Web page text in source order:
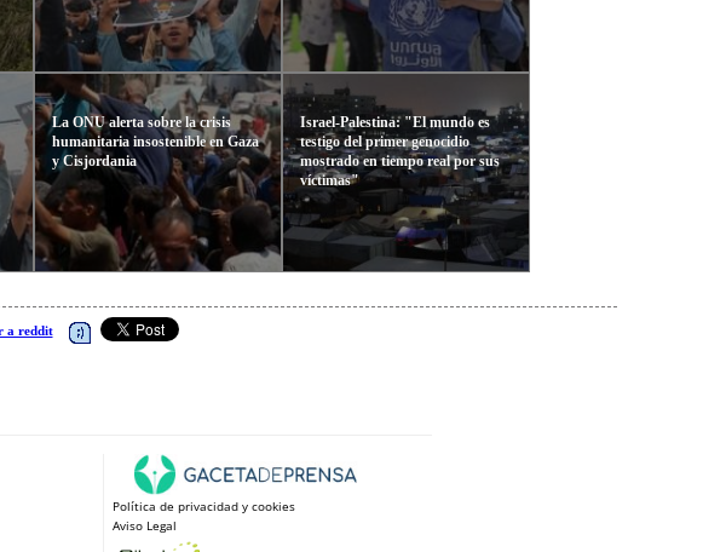
La ONU alerta sobre la crisis
humanitaria insostenible en Gaza
y Cisjordania
Israel-Palestina: "El mundo es
testigo del primer genocidio
mostrado en tiempo real por sus
víctimas"
Política de privacidad y cookies
Aviso Legal